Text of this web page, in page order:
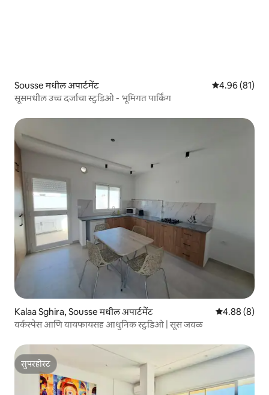
Sousse मधील अपार्टमेंट 5 पैकी 4.96
4.96 (81)
सूसमधील उच्च दर्जाचा स्टुडिओ - भूमिगत पार्किंग
Kalaa Sghira, Sousse मधील अपार्टमेंट 5 पैकी 4.88
4.88 (8)
वर्कस्पेस आणि वायफायसह आधुनिक स्टुडिओ | सूस जवळ
सुपरहोस्ट
सुपरहोस्ट